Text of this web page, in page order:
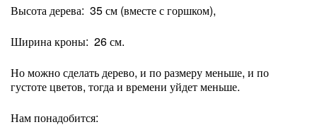
Высота дерева: 35 см (вместе с горшком),
Ширина кроны: 26 см.
Но можно сделать дерево, и по размеру меньше, и по
густоте цветов, тогда и времени уйдет меньше.
Нам понадобится: